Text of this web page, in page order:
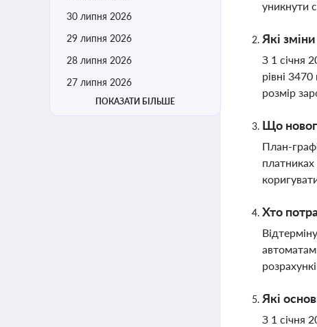
30 липня 2026
29 липня 2026
28 липня 2026
27 липня 2026
ПОКАЗАТИ БІЛЬШЕ
уникнути
Які
З 1 січня
рівні
розмір
Що
План-
Хто
Які
З 1 січня